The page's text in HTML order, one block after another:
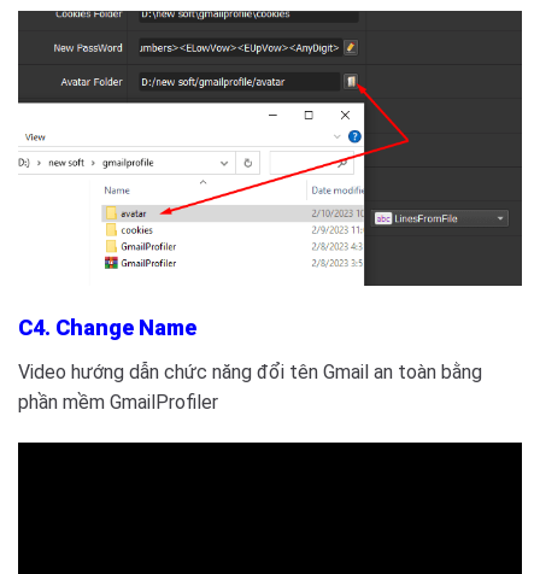
C4. Change Name
Video hướng dẫn chức năng đổi tên Gmail an toàn bằng
phần mềm GmailProfiler